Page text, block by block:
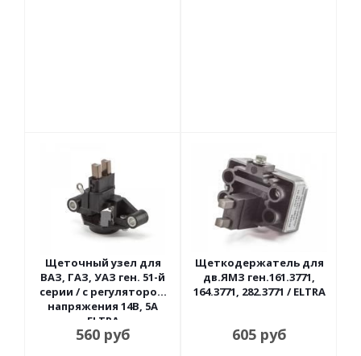
Щеточный узел для
ВАЗ, ГАЗ, УАЗ ген. 51-й
серии / с регулятором
напряжения 14В, 5А
ELTRA
560руб
Щеткодержатель для
дв.ЯМЗ ген.161.3771,
164.3771, 282.3771 / ELTRA
605руб